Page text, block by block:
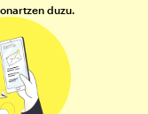
onartzen duzu.